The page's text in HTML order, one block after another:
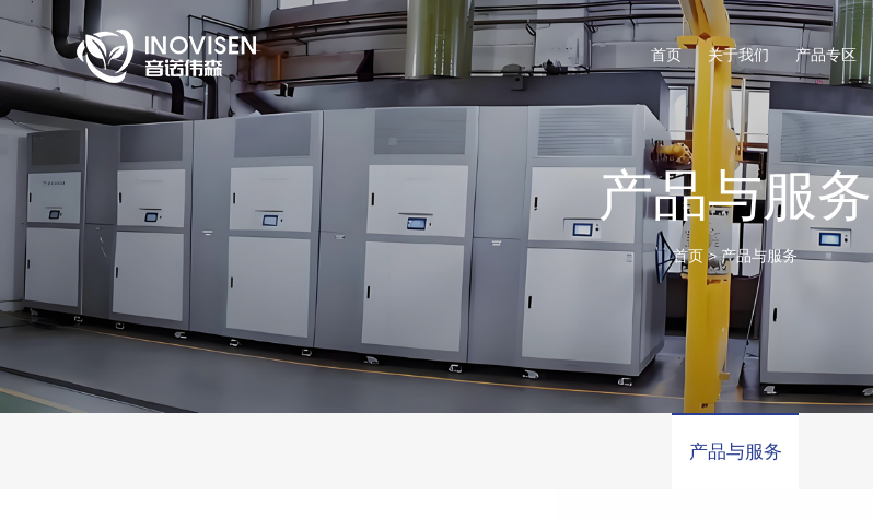
首页 关于我们 产品专区
首页
关于我们
产品与服务
应用案例
售后服务
公司动态
产品与服务
首页 >产品与服务
产品与服务